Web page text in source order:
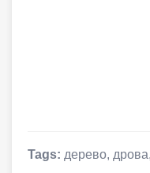
Tags: дерево, дрова,